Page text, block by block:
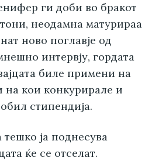
ги доби во бракот
неодамна матурираа
ново поглавје од
интервју, гордата
биле примени на
на кои конкурирале и
стипендија.
ја поднесува
ќе се отселат.